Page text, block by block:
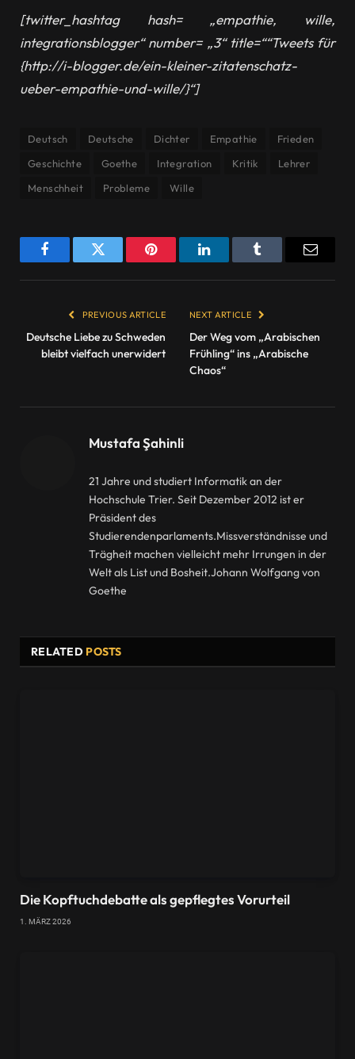
[twitter_hashtag hash= „empathie, wille,
integrationsblogger“ number= „3“ title=““Tweets für
{http://i-blogger.de/ein-kleiner-zitatenschatz-
ueber-empathie-und-wille/}“]
Deutsch Deutsche Dichter Empathie
Frieden
Geschichte
Goethe Integration Kritik
Lehrer
Menschheit
Probleme Wille
FacebookTwitter Pinterest LinkedInTumblr
PREVIOUS ARTICLE
Deutsche Liebe zu Schweden
bleibt vielfach unerwidert
NEXT ARTICLE
Der Weg vom „Arabischen
Frühling“ ins „Arabische
Chaos“
Mustafa Şahinli
21 Jahre und studiert Informatik an der
Hochschule Trier. Seit Dezember 2012 ist er
Präsident des
Studierendenparlaments.Missverständnisse und
Trägheit machen vielleicht mehr Irrungen in der
Welt als List und Bosheit.Johann Wolfgang von
Goethe
RELATED POSTS
Die Kopftuchdebatte als gepflegtes Vorurteil
1. MÄRZ 2026